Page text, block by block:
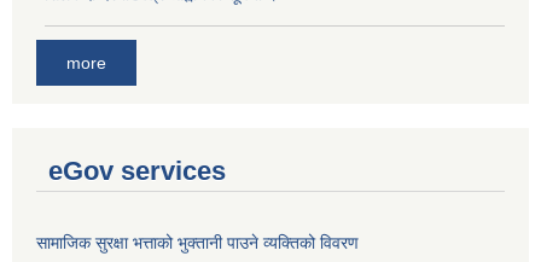
more
eGov services
सामाजिक सुरक्षा भत्ताको भुक्तानी पाउने व्यक्तिको विवरण